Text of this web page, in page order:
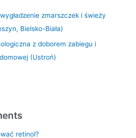
zmarszczek i świeży
Bielsko-Biała)
z doborem zabiegu i
(Ustroń)
retinol?